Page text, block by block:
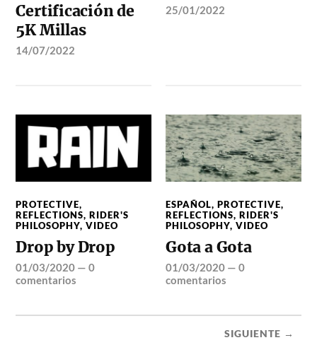
Certificación de
5K Millas
14/07/2022
25/01/2022
PROTECTIVE,
REFLECTIONS,RIDER'S
PHILOSOPHY,VIDEO
Drop by Drop
01/03/2020 —0
comentarios
ESPAÑOL,PROTECTIVE,
REFLECTIONS,RIDER'S
PHILOSOPHY,VIDEO
Gota a Gota
01/03/2020 —0
comentarios
SIGUIENTE →